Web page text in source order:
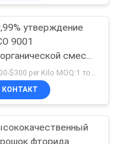
блок
утверждение
9001
смеси
фторида
МгФ2
КОНТАКТ
фторида